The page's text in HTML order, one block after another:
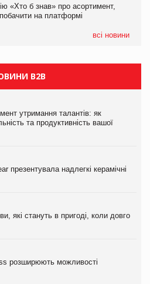
«Хто б знав» про асортимент,
на платформі
всі новини
купує мережу магазинів
B2B
утримання талантів: як
та продуктивність вашої
презентувала надлегкі керамічні
які стануть в пригоді, коли довго
розширюють можливості